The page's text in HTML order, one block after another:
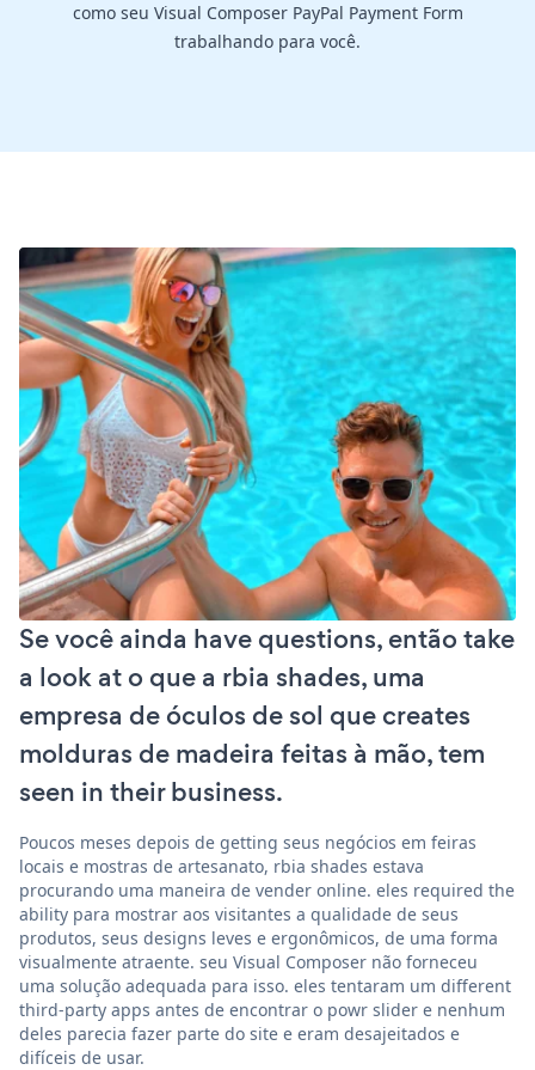
como seu Visual Composer PayPal Payment Form
trabalhando para você.
Se você ainda have questions, então take
a look at o que a rbia shades, uma
empresa de óculos de sol que creates
molduras de madeira feitas à mão, tem
seen in their business.
Poucos meses depois de getting seus negócios em feiras
locais e mostras de artesanato, rbia shades estava
procurando uma maneira de vender online. eles required the
ability para mostrar aos visitantes a qualidade de seus
produtos, seus designs leves e ergonômicos, de uma forma
visualmente atraente. seu Visual Composer não forneceu
uma solução adequada para isso. eles tentaram um different
third-party apps antes de encontrar o powr slider e nenhum
deles parecia fazer parte do site e eram desajeitados e
difíceis de usar.